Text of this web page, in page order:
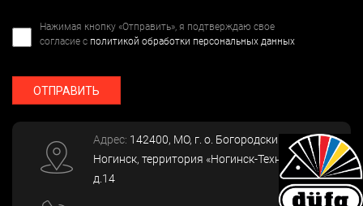
Нажимая кнопку «Отправить», я подтверждаю свое
согласие с политикой обработки персональных данных
ОТПРАВИТЬ
Адрес: 142400, МО, г. о. Богородский, г.
Ногинск, территория «Ногинск-Технопарк»,
д.14